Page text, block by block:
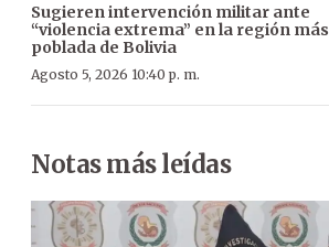
Sugieren intervención militar ante
“violencia extrema” en la región más
poblada de Bolivia
Agosto 5, 2026 10:40 p. m.
Notas más leídas